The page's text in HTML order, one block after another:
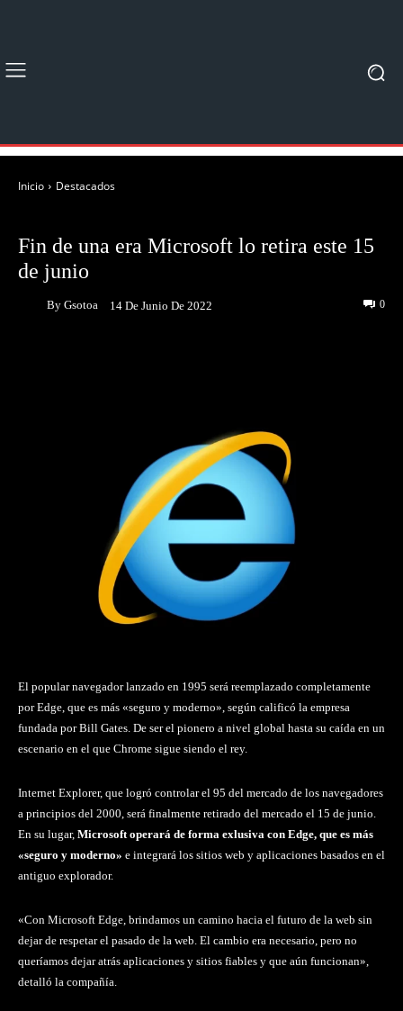
Inicio Destacados
Fin de una era Microsoft lo retira este 15
de junio
By Gsotoa 14 De Junio De 2022 0
El popular navegador lanzado en 1995 será reemplazado completamente
por Edge, que es más «seguro y moderno», según calificó la empresa
fundada por Bill Gates. De ser el pionero a nivel global hasta su caída en un
escenario en el que Chrome sigue siendo el rey.
Internet Explorer, que logró controlar el 95 del mercado de los navegadores
a principios del 2000, será finalmente retirado del mercado el 15 de junio.
En su lugar, Microsoft operará de forma exlusiva con Edge, que es más
«seguro y moderno» e integrará los sitios web y aplicaciones basados en el
antiguo explorador.
«Con Microsoft Edge, brindamos un camino hacia el futuro de la web sin
dejar de respetar el pasado de la web. El cambio era necesario, pero no
queríamos dejar atrás aplicaciones y sitios fiables y que aún funcionan»,
detalló la compañía.